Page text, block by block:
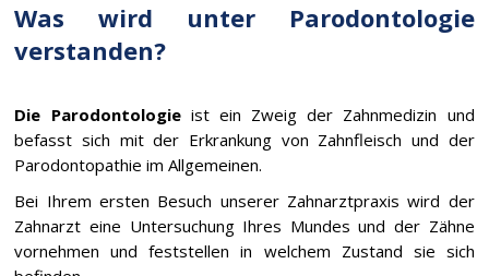
Was wird unter Parodontologie
verstanden?
Die Parodontologieist ein Zweig der Zahnmedizin und
befasst sich mit der Erkrankung von Zahnfleisch und der
Parodontopathie im Allgemeinen.
Bei Ihrem ersten Besuch unserer Zahnarztpraxis wird der
Zahnarzt eine Untersuchung Ihres Mundes und der Zähne
vornehmen und feststellen in welchem Zustand sie sich